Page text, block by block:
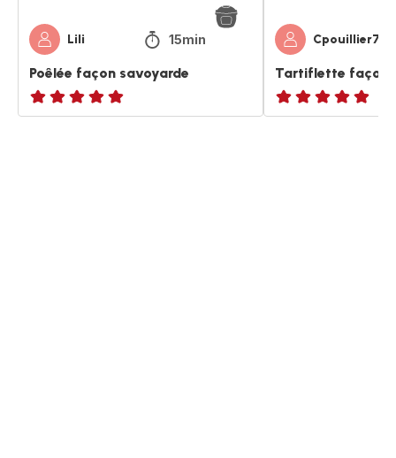
Lili 15min
Poêlée façon savoyarde
ratings.NaN
Cpouillier79
Tartiflette façon
ratings.NaN